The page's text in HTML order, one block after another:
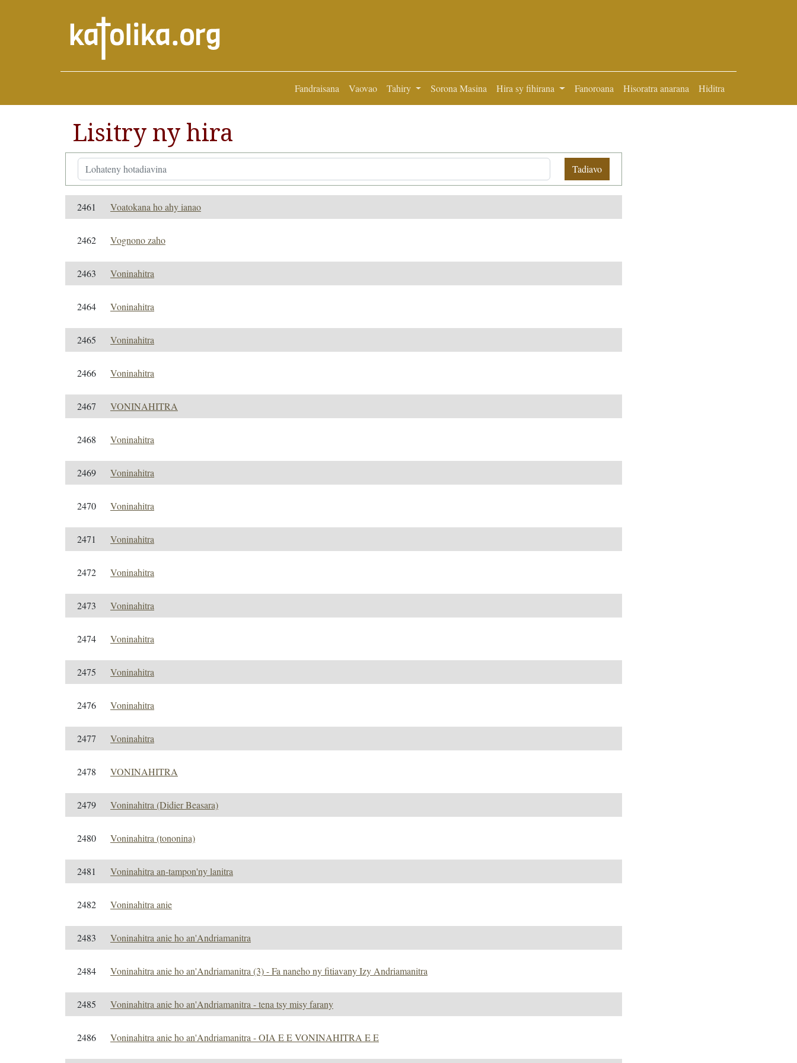
Fandraisana Vaovao Tahiry Sorona Masina Hira sy fihirana Fanoroana Hisoratra anarana Hiditra
Lisitry ny hira
Tadiavo
2461 Voatokana ho ahy ianao
2462 Vognono zaho
2463 Voninahitra
2464 Voninahitra
2465 Voninahitra
2466 Voninahitra
2467 VONINAHITRA
2468 Voninahitra
2469 Voninahitra
2470 Voninahitra
2471 Voninahitra
2472 Voninahitra
2473 Voninahitra
2474 Voninahitra
2475 Voninahitra
2476 Voninahitra
2477 Voninahitra
2478 VONINAHITRA
2479 Voninahitra (Didier Beasara)
2480 Voninahitra (tononina)
2481 Voninahitra an-tampon'ny lanitra
2482 Voninahitra anie
2483 Voninahitra anie ho an'Andriamanitra
2484 Voninahitra anie ho an'Andriamanitra (3) - Fa naneho ny fitiavany Izy Andriamanitra
2485 Voninahitra anie ho an'Andriamanitra - tena tsy misy farany
2486 Voninahitra anie ho an'Andriamanitra - OIA E E VONINAHITRA E E